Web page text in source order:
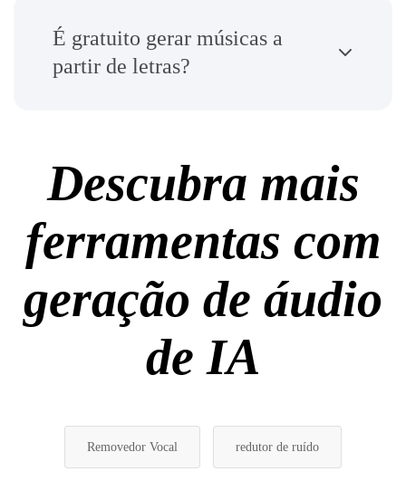
É gratuito gerar músicas a
partir de letras?
Descubra mais
ferramentas com
geração de áudio
de IA
Removedor Vocal redutor de ruído